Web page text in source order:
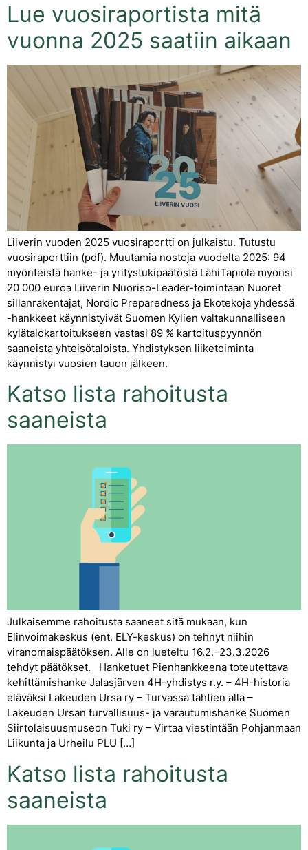
Lue vuosiraportista mitä
vuonna 2025 saatiin aikaan
Liiverin vuoden 2025 vuosiraportti on julkaistu. Tutustu
vuosiraporttiin (pdf). Muutamia nostoja vuodelta 2025: 94
myönteistä hanke- ja yritystukipäätöstä LähiTapiola myönsi
20 000 euroa Liiverin Nuoriso-Leader-toimintaan Nuoret
sillanrakentajat, Nordic Preparedness ja Ekotekoja yhdessä
-hankkeet käynnistyivät Suomen Kylien valtakunnalliseen
kylätalokartoitukseen vastasi 89 % kartoituspyynnön
saaneista yhteisötaloista. Yhdistyksen liiketoiminta
käynnistyi vuosien tauon jälkeen.
Katso lista rahoitusta
saaneista
Julkaisemme rahoitusta saaneet sitä mukaan, kun
Elinvoimakeskus (ent. ELY-keskus) on tehnyt niihin
viranomaispäätöksen. Alle on lueteltu 16.2.–23.3.2026
tehdyt päätökset. Hanketuet Pienhankkeena toteutettava
kehittämishanke Jalasjärven 4H-yhdistys r.y. – 4H-historia
eläväksi Lakeuden Ursa ry – Turvassa tähtien alla –
Lakeuden Ursan turvallisuus- ja varautumishanke Suomen
Siirtolaisuusmuseon Tuki ry – Virtaa viestintään Pohjanmaan
Liikunta ja Urheilu PLU […]
Katso lista rahoitusta
saaneista